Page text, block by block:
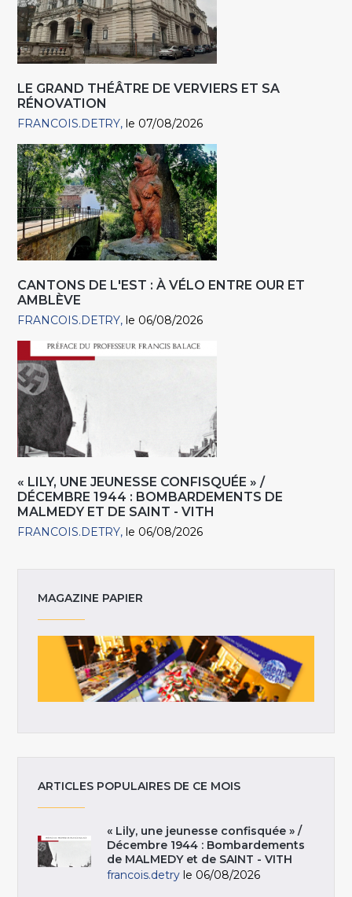
LE GRAND THÉÂTRE DE VERVIERS ET SA
RÉNOVATION
FRANCOIS.DETRY le 07/08/2026
CANTONS DE L'EST : À VÉLO ENTRE OUR ET
AMBLÈVE
FRANCOIS.DETRY le 06/08/2026
« LILY, UNE JEUNESSE CONFISQUÉE » /
DÉCEMBRE 1944 : BOMBARDEMENTS DE
MALMEDY ET DE SAINT - VITH
FRANCOIS.DETRY le 06/08/2026
MAGAZINE PAPIER
ARTICLES POPULAIRES DE CE MOIS
« Lily, une jeunesse confisquée » /
Décembre 1944 : Bombardements
de MALMEDY et de SAINT - VITH
francois.detry le 06/08/2026